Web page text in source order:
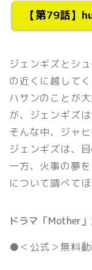
【第79話】
ジェンギズとシ
の近くに越してく
ハサンのことが
が、ジェンギズ
そんな中、ジャ
ジェンギズは、目
一方、火事の夢
について調べてほ
ドラマ「Mother
●＜公式＞無料